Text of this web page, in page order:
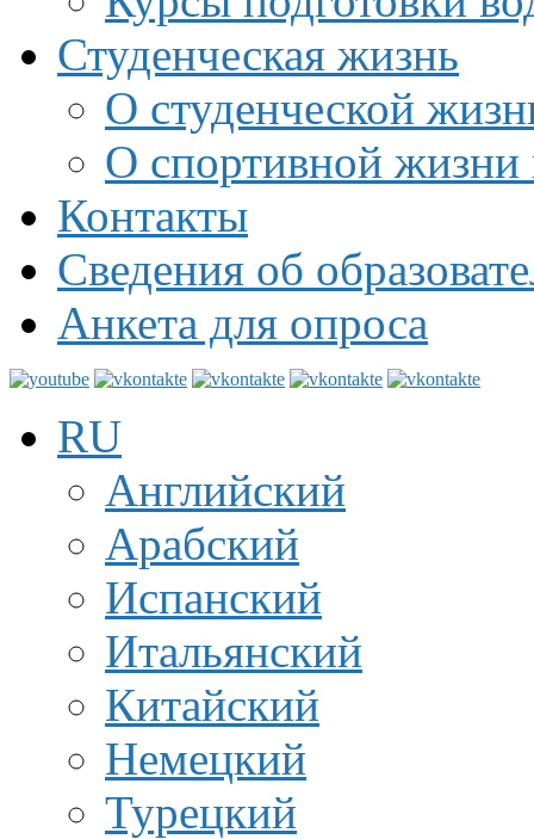
Студенческая жизнь
О студенческой
О спортивной жизни
Контакты
Сведения об
Анкета для опроса
RU
Английский
Арабский
Испанский
Итальянский
Китайский
Немецкий
Турецкий